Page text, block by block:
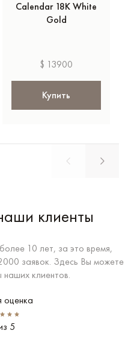
Calendar 18K White
Gold
$ 13900
Купить
клиенты
10 лет, за это время,
заявок. Здесь Вы можете
наших клиентов.
5